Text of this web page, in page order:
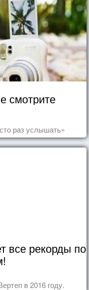
смотрите
раз услышать»
все рекорды по
в 2016 году.